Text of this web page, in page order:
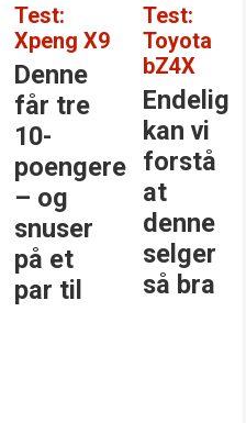
Test:
Xpeng X9
Denne
får tre
10-
poengere
– og
snuser
på et
par til
Test:
Toyota
bZ4X
Endelig
kan vi
forstå
at
denne
selger
så bra